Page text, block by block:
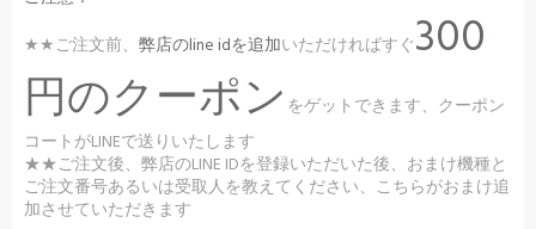
★★ご注文前、 弊店のline idを追加いただければすぐ300
円のクーポン をゲットできます、クーポン
コートがLINEで送りいたします
★★ご注文後、弊店のLINE IDを登録いただいた後、おまけ機種と
ご注文番号あるいは受取人を教えてください、こちらがおまけ追
加させていただきます